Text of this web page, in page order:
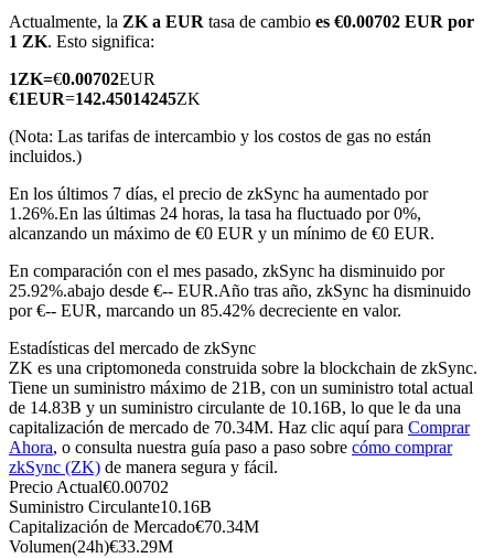
TradFi
primas
Futuros del USDC
Futuros que utilizan USDC como garantía
Actualmente, la ZK a EUR tasa de cambio es €0.00702 EUR por
1 ZK. Esto significa:
1ZK=€0.00702EUR
€1EUR=142.45014245ZK
(Nota: Las tarifas de intercambio y los costos de gas no están
incluidos.)
En los últimos 7 días, el precio de zkSync ha aumentado por
1.26%.En las últimas 24 horas, la tasa ha fluctuado por 0%,
alcanzando un máximo de €0 EUR y un mínimo de €0 EUR.
En comparación con el mes pasado, zkSync ha disminuido por
25.92%.abajo desde €-- EUR.Año tras año, zkSync ha disminuido
por €-- EUR, marcando un 85.42% decreciente en valor.
Estadísticas del mercado de zkSync
ZK es una criptomoneda construida sobre la blockchain de zkSync.
Tiene un suministro máximo de 21B, con un suministro total actual
de 14.83B y un suministro circulante de 10.16B, lo que le da una
capitalización de mercado de 70.34M. Haz clic aquí para Comprar
Ahora, o consulta nuestra guía paso a paso sobre cómo comprar
zkSync (ZK) de manera segura y fácil.
Precio Actual€0.00702
Suministro Circulante10.16B
Capitalización de Mercado€70.34M
Volumen(24h)€33.29M